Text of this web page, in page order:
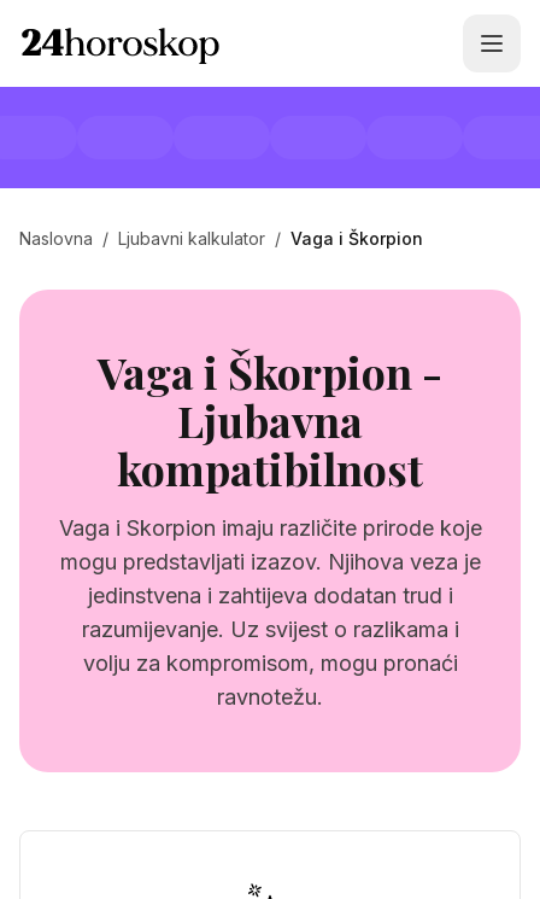
Naslovna / Ljubavni kalkulator / Vaga i Škorpion
Vaga i Škorpion -
Ljubavna
kompatibilnost
Vaga i Skorpion imaju različite prirode koje
mogu predstavljati izazov. Njihova veza je
jedinstvena i zahtijeva dodatan trud i
razumijevanje. Uz svijest o razlikama i
volju za kompromisom, mogu pronaći
ravnotežu.